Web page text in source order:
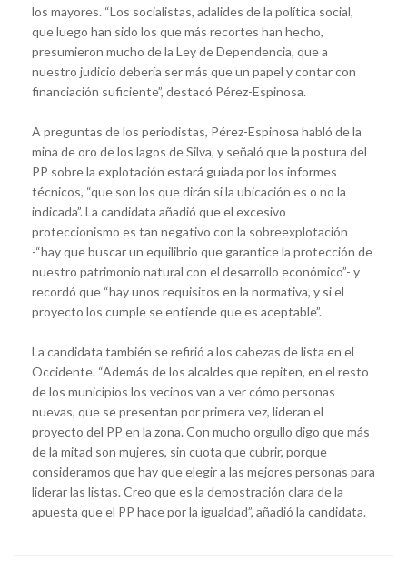
los mayores. “Los socialistas, adalides de la política social,
que luego han sido los que más recortes han hecho,
presumieron mucho de la Ley de Dependencia, que a
nuestro judicio debería ser más que un papel y contar con
financiación suficiente”, destacó Pérez-Espinosa.
A preguntas de los periodistas, Pérez-Espinosa habló de la
mina de oro de los lagos de Silva, y señaló que la postura del
PP sobre la explotación estará guiada por los informes
técnicos, “que son los que dirán si la ubicación es o no la
indicada”. La candidata añadió que el excesivo
proteccionismo es tan negativo con la sobreexplotación
-“hay que buscar un equilibrio que garantice la protección de
nuestro patrimonio natural con el desarrollo económico”- y
recordó que “hay unos requisitos en la normativa, y si el
proyecto los cumple se entiende que es aceptable”.
La candidata también se refirió a los cabezas de lista en el
Occidente. “Además de los alcaldes que repiten, en el resto
de los municipios los vecinos van a ver cómo personas
nuevas, que se presentan por primera vez, lideran el
proyecto del PP en la zona. Con mucho orgullo digo que más
de la mitad son mujeres, sin cuota que cubrir, porque
consideramos que hay que elegir a las mejores personas para
liderar las listas. Creo que es la demostración clara de la
apuesta que el PP hace por la igualdad”, añadió la candidata.